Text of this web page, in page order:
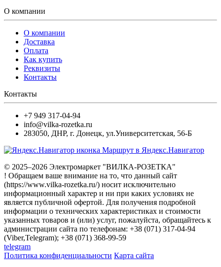
О компании
О компании
Доставка
Оплата
Как купить
Реквизиты
Контакты
Контакты
+7 949 317-04-94
info@vilka-rozetka.ru
283050, ДНР, г. Донецк, ул.Университетская, 56-Б
Маршрут в Яндекс.Навигатор
© 2025–2026 Электромаркет "ВИЛКА-РОЗЕТКА"
! Обращаем ваше внимание на то, что данный сайт
(https://www.vilka-rozetka.ru/) носит исключительно
информационный характер и ни при каких условиях не
является публичной офертой. Для получения подробной
информации о технических характеристиках и стоимости
указанных товаров и (или) услуг, пожалуйста, обращайтесь к
администрации сайта по телефонам: +38 (071) 317-04-94
(Viber,Telegram); +38 (071) 368-99-59
telegram
Политика конфиденциальности Карта сайта